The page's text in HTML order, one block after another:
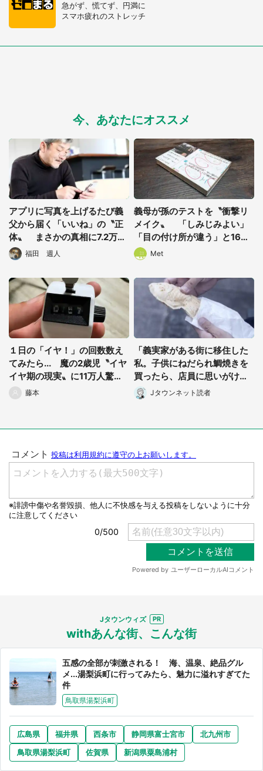
選択する
急がず、慌てず、円満に
スマホ疲れのストレッチ
今、あなたにオススメ
アプリに写真を上げるたび義
父から届く「いいね」の〝正
体〟 まさかの真相に7.2万人
驚がく「予想外」「マジで笑
った」
福田 週人
義母が孫のテストを〝衝撃リ
メイク〟 「しみじみよい」
「目の付け所が違う」と16万
人が感動
Met
１日の「イヤ！」の回数数え
てみたら... 魔の2歳児〝イヤ
イヤ期の現実〟に11万人驚が
く藤本
「義実家がある街に移住した
私。子供にねだられ鯛焼きを
買ったら、店員に思いがけな
いことを言われて...」（静岡
県・50代女性）
Jタウンネット読者
Jタウンウィズ
withあんな街、こんな街
五感の全部が刺激される！ 海、温泉、絶品グル
メ...湯梨浜町に行ってみたら、魅力に溢れすぎてた
件
鳥取県湯梨浜町
広島県 福井県 西条市 静岡県富士宮市
北九州市
鳥取県湯梨浜町
佐賀県 新潟県粟島浦村